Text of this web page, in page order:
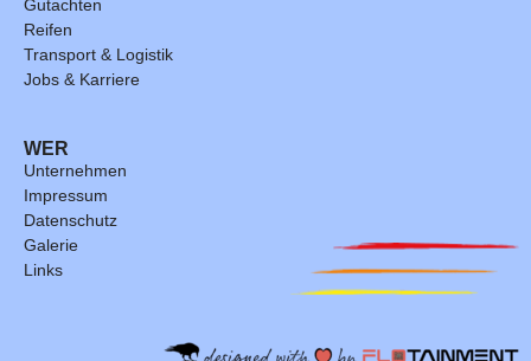
Gutachten
Reifen
Transport & Logistik
Jobs & Karriere
WER
Unternehmen
Impressum
Datenschutz
Galerie
Links